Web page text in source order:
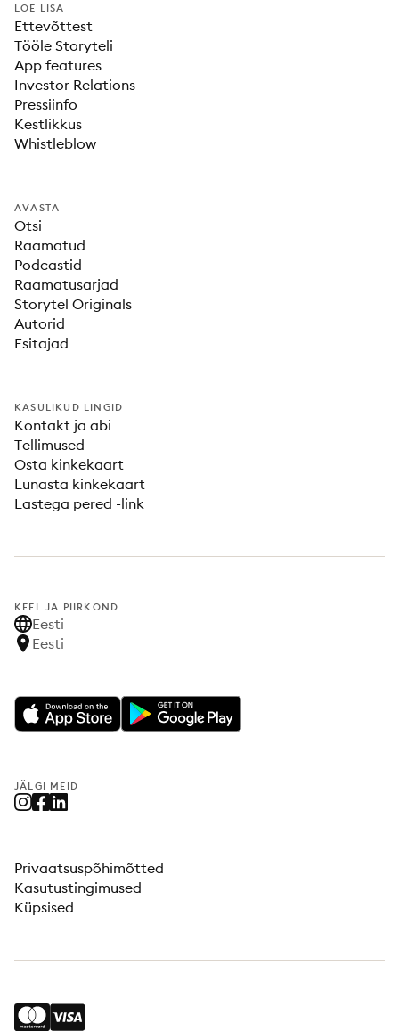
LOE LISA
Ettevõttest
Tööle Storyteli
App features
Investor Relations
Pressiinfo
Kestlikkus
Whistleblow
AVASTA
Otsi
Raamatud
Podcastid
Raamatusarjad
Storytel Originals
Autorid
Esitajad
KASULIKUD LINGID
Kontakt ja abi
Tellimused
Osta kinkekaart
Lunasta kinkekaart
Lastega pered -link
KEEL JA PIIRKOND
Eesti
Eesti
JÄLGI MEID
Privaatsuspõhimõtted
Kasutustingimused
Küpsised